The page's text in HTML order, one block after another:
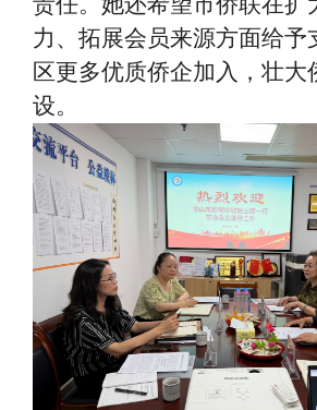
力、拓展会员来源方面给予
区更多优质侨企加入，壮大
设。